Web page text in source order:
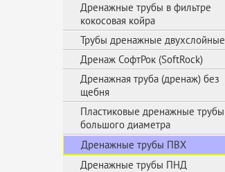
Дренажные трубы в фильтре
кокосовая койра
Трубы дренажные двухслойные
Дренаж СофтРок (SoftRock)
Дренажная труба (дренаж) без
щебня
Пластиковые дренажные трубы
большого диаметра
Дренажные трубы ПВХ
Дренажные трубы ПНД